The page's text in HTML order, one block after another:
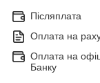
Післяплата
Оплата на
Оплата на
Банку